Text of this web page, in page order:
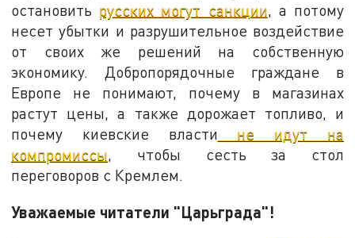
остановить русских могут санкции, а потому
несет убытки и разрушительное воздействие
от своих же решений на собственную
экономику. Добропорядочные граждане в
Европе не понимают, почему в магазинах
растут цены, а также дорожает топливо, и
почему киевские власти не идут на
компромиссы, чтобы сесть за стол
переговоров с Кремлем.
Уважаемые читатели "Царьграда"!